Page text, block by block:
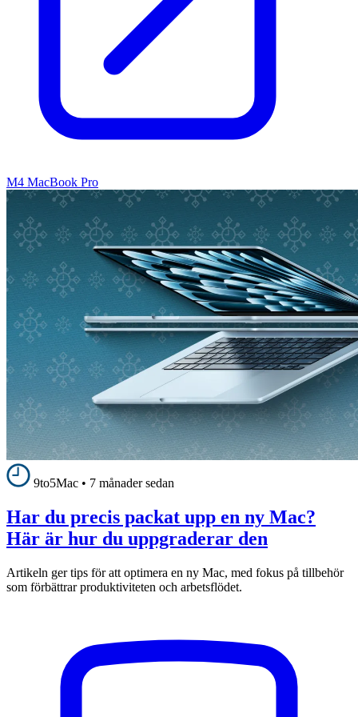
M4 MacBook Pro
9to5Mac • 7 månader sedan
Har du precis packat upp en ny Mac?
Här är hur du uppgraderar den
Artikeln ger tips för att optimera en ny Mac, med fokus på tillbehör
som förbättrar produktiviteten och arbetsflödet.